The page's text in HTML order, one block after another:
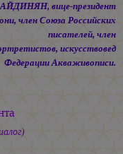
вице-президент
член Союза Российских
писателей, член
искусствовед
Федерации Акваживописи.